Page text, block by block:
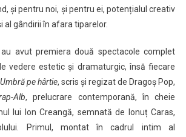
și pentru noi, și pentru ei, potențialul creativ
al gândirii în afara tiparelor.
avut premiera două spectacole complet
vedere estetic și dramaturgic, însă fiecare
Umbră pe hârtie, scris și regizat de Dragoș Pop,
Alb, prelucrare contemporană, în cheie
lui Ion Creangă, semnată de Ionuț Caras,
Primul, montat în cadrul intim al